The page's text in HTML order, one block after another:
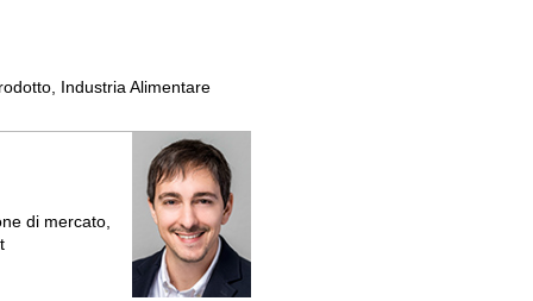
Industria Alimentare
di mercato,